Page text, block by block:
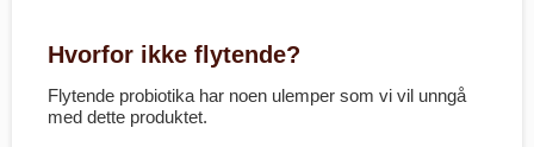
Hvorfor ikke flytende?
Flytende probiotika har noen ulemper som vi vil unngå
med dette produktet.